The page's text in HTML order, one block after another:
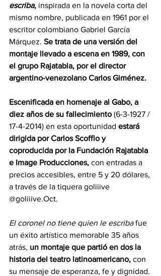
escriba, inspirada en la novela corta del
mismo nombre, publicada en 1961 por el
escritor colombiano Gabriel García
Márquez. Se trata de una versión del
montaje llevado a escena en 1989, con
el grupo Rajatabla, por el director
argentino-venezolano Carlos Giménez.
Escenificada en homenaje al Gabo, a
diez años de su fallecimiento (6-3-1927 /
17-4-2014) en esta oportunidad estará
dirigida por Carlos Scoffio y
coproducida por la Fundación Rajatabla
e Image Producciones, con entradas a
precios accesibles, entre 5 y 20 dólares,
a través de la tiquera goliiive
@goliiive.Oct.
El coronel no tiene quien le escriba fue
un éxito artístico memorable 35 años
atrás, un montaje que partió en dos la
historia del teatro latinoamericano, con
su mensaje de esperanza, fe y dignidad.